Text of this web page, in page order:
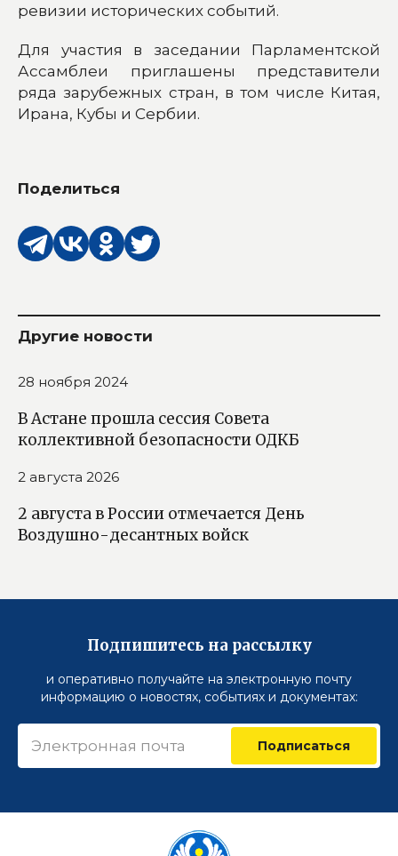
ревизии исторических событий.
Для участия в заседании Парламентской
Ассамблеи приглашены представители
ряда зарубежных стран, в том числе Китая,
Ирана, Кубы и Сербии.
Поделиться
Другие новости
28 ноября 2024
В Астане прошла сессия Совета
коллективной безопасности ОДКБ
2 августа 2026
2 августа в России отмечается День
Воздушно-десантных войск
Подпишитесь на рассылку
и оперативно получайте на электронную почту
информацию о новостях, событиях и документах:
Подписаться